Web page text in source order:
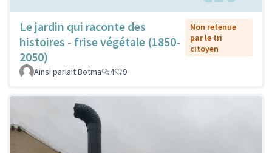
Le jardin qui raconte des
histoires - frise végétale (1850-
2050)
Non retenue
par le tri
citoyen
Ainsi parlait Botma 4 9